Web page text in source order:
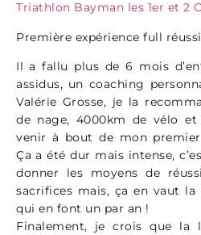
Triathlon Bayman les 1er et 2
Première expérience full
Il a fallu plus de 6 mois
assidus, un coaching
Valérie Grosse, je la
de nage, 4000km de vélo
venir à bout de mon
Ça a été dur mais intense,
donner les moyens de
sacrifices mais, ça en vaut
qui en font un par an !
Finalement, je crois que la